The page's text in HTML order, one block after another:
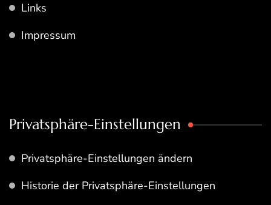
Links
Impressum
Privatsphäre-Einstellungen
Privatsphäre-Einstellungen ändern
Historie der Privatsphäre-Einstellungen